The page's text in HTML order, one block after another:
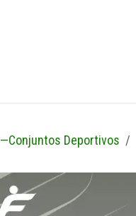
—Conjuntos Deportivos